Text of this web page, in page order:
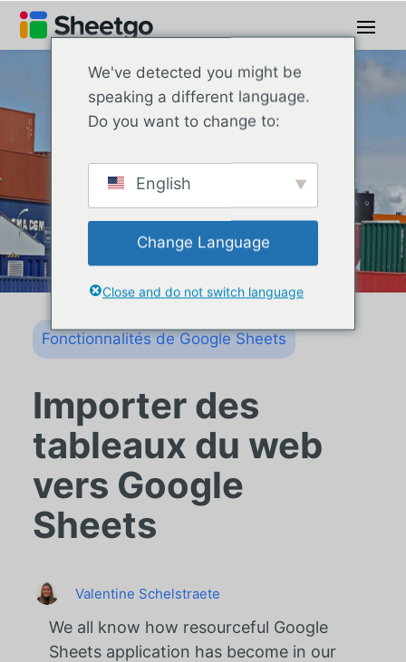
Fonctionnalités de Google Sheets
Importer des
tableaux du web
vers Google
Sheets
Valentine Schelstraete
We all know how resourceful Google
Sheets application has become in our
We've detected you might be
speaking a different language.
Do you want to change to:
English
Change Language
Close and do not switch language